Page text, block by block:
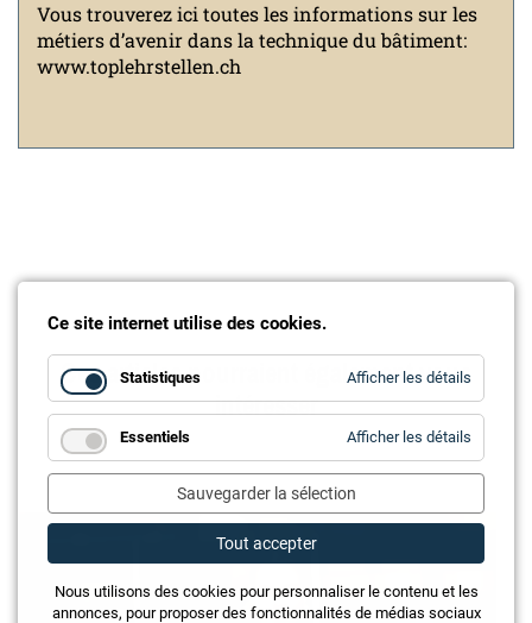
Vous trouverez ici toutes les informations sur les
métiers d’avenir dans la technique du bâtiment:
www.toplehrstellen.ch
Ces articles pourraient également vous
intéresser
Ce site internet utilise des cookies.
Statistiques Afficher les détails
Essentiels Afficher les détails
Sauvegarder la sélection
Tout accepter
Nous utilisons des cookies pour personnaliser le contenu et les
annonces, pour proposer des fonctionnalités de médias sociaux